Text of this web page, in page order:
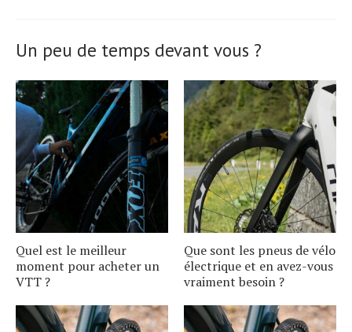
Un peu de temps devant vous ?
Quel est le meilleur
moment pour acheter un
VTT ?
Que sont les pneus de vélo
électrique et en avez-vous
vraiment besoin ?